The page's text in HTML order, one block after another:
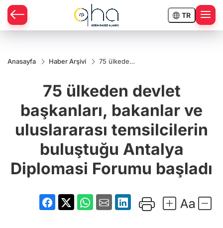
TR
Anasayfa Haber Arşivi
75 ülkeden
bakanlar ve
uluslararası
buluştuğu
Antalya
Diplomasi
Forumu
başladı
75 ülkeden devlet
başkanları, bakanlar ve
uluslararası temsilcilerin
buluştuğu Antalya
Diplomasi Forumu başladı